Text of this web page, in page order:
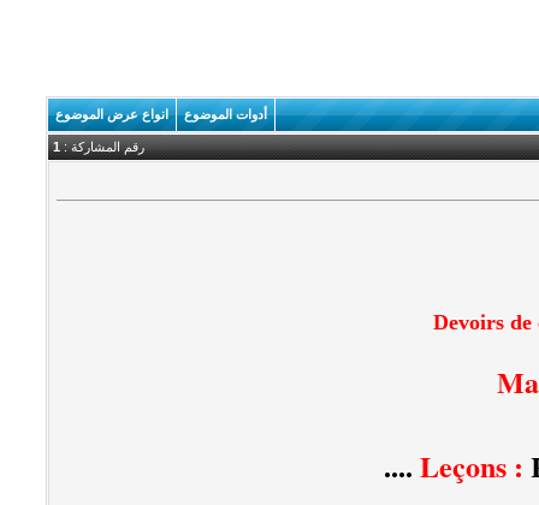
أدوات الموضوع انواع عرض الموضوع
رقم المشاركة :1
Devoirs de
Leçons :